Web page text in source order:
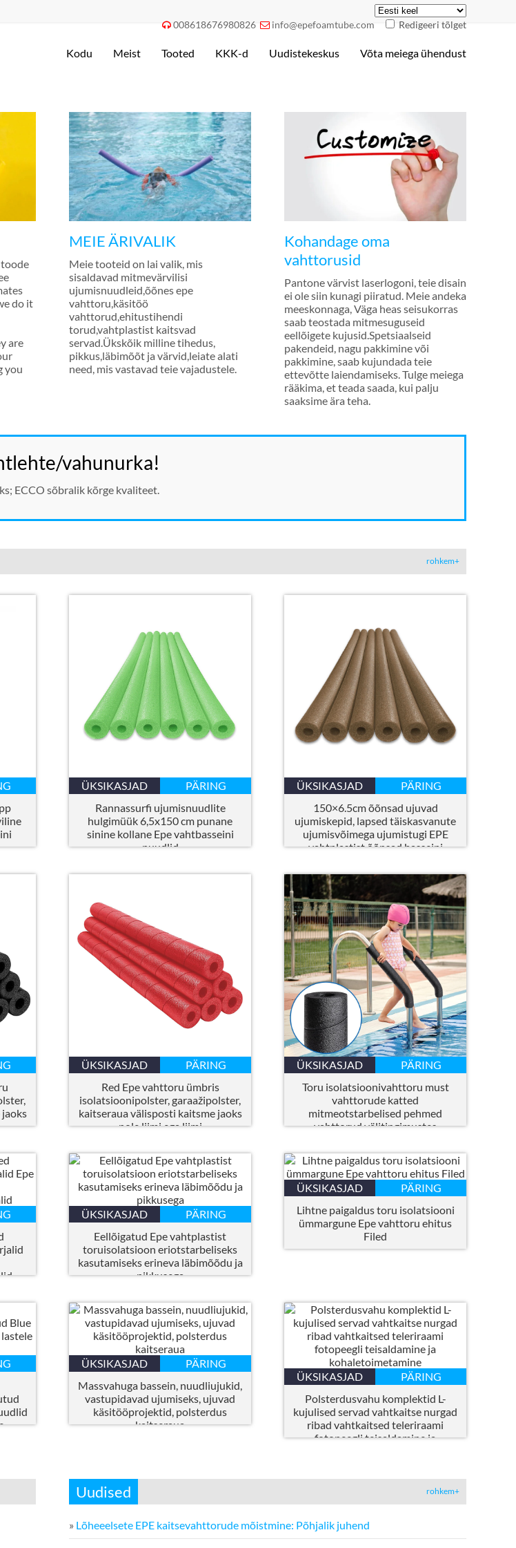
 008618676980826  info@epefoamtube.com Redigeeri tõlget
Kodu Meist Tooted KKK-d Uudistekeskus Võta meiega ühendust
do it
are
you
MEIE ÄRIVALIK
Meie tooteid on lai valik, mis
sisaldavad mitmevärvilisi
ujumisnuudleid,õõnes epe
vahttoru,käsitöö
vahttorud,ehitustihendi
torud,vahtplastist kaitsvad
servad.Ükskõik milline tihedus,
pikkus,läbimõõt ja värvid,leiate alati
need, mis vastavad teie vajadustele.
Kohandage oma
vahttorusid
Pantone värvist laserlogoni, teie disain
ei ole siin kunagi piiratud. Meie andeka
meeskonnaga, Väga heas seisukorras
saab teostada mitmesuguseid
eellõigete kujusid.Spetsiaalseid
pakendeid, nagu pakkimine või
pakkimine, saab kujundada teie
ettevõtte laiendamiseks. Tulge meiega
rääkima, et teada saada, kui palju
saaksime ära teha.
vahunurka!
ECCO sõbralik kõrge kvaliteet.
rohkem+
ÜKSIKASJAD
PÄRING
Rannassurfi ujumisnuudlite
hulgimüük 6,5x150 cm punane
sinine kollane Epe vahtbasseini
nuudlid
ÜKSIKASJAD
PÄRING
150×6.5cm õõnsad ujuvad
ujumiskepid, lapsed täiskasvanute
ujumisvõimega ujumistugi EPE
vahtplastist õõnsad basseini
ÜKSIKASJAD
PÄRING
Red Epe vahttoru ümbris
isolatsioonipolster, garaažipolster,
kaitseraua välisposti kaitsme jaoks
pole liimi ega liimi
ÜKSIKASJAD
PÄRING
Toru isolatsioonivahttoru must
vahttorude katted
mitmeotstarbelised pehmed
vahttorud välitingimustes
käepidemega veetorude jaoks
ÜKSIKASJAD
PÄRING
Eellõigatud Epe vahtplastist
toruisolatsioon eriotstarbeliseks
kasutamiseks erineva läbimõõdu ja
pikkusega
ÜKSIKASJAD
PÄRING
Lihtne paigaldus toru isolatsiooni
ümmargune Epe vahttoru ehitus
Filed
ÜKSIKASJAD
PÄRING
Massvahuga bassein, nuudliujukid,
vastupidavad ujumiseks, ujuvad
käsitööprojektid, polsterdus
kaitseraua
ÜKSIKASJAD
PÄRING
Polsterdusvahu komplektid L-
kujulised servad vahtkaitse nurgad
ribad vahtkaitsed teleriraami
fotopeegli teisaldamine ja
Uudised rohkem+
» Lõheeelsete EPE kaitsevahttorude mõistmine: Põhjalik juhend